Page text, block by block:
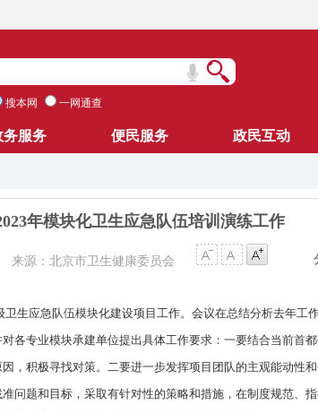
搜本网 一网通查
务服务 便民服务 政民互动
年模块化卫生应急队伍培训演练工作
来源：北京市卫生健康委员会
生应急队伍模块化建设项目工作。会议在总结分析去年工
各专业模块承建单位提出具体工作要求：一要结合当前首
，积极寻找对策。二要进一步发挥项目团队的主观能动性
问题和目标，采取有针对性的策略和措施，在制度规范、指